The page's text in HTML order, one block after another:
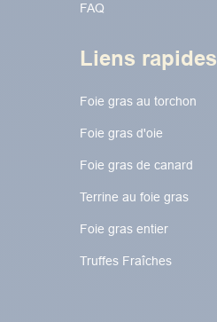
FAQ
Liens rapides
Foie gras au torchon​​​​
Foie gras d'oie
Foie gras de canard
Terrine au foie gras
Foie gras entier
Truffes Fraîches